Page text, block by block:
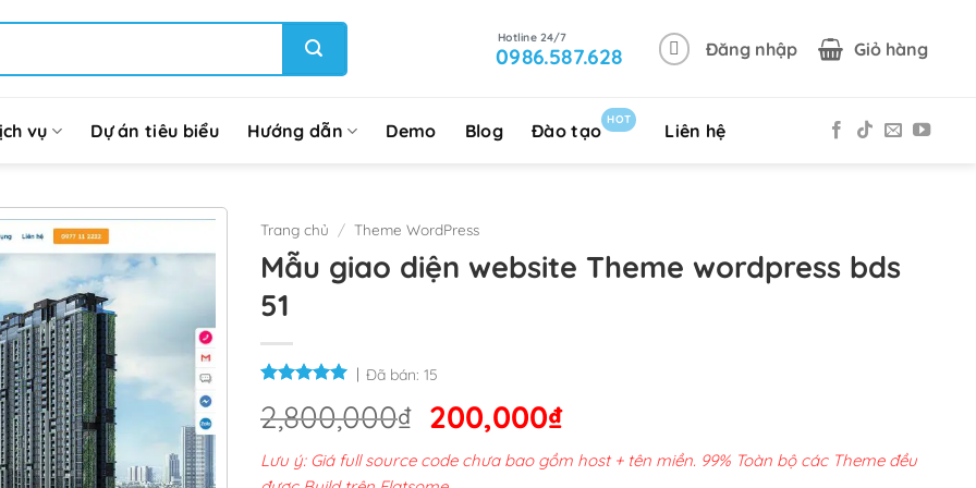
0986.587.628 Đăng nhập Giỏ hàng
vụ Dự án tiêu biểu Hướng dẫn Demo Blog Đào tạo
HOT
Liên hệ
Trang chủ / Theme WordPress
Mẫu giao diện website Theme wordpress bds
51
Đã bán: 15
2,800,000₫ Giá
gốc
là:
200,000₫Giá
hiện
tại
Lưu ý: Giá full source code chưa bao gồm host + tên miền. 99% Toàn bộ các Theme đều